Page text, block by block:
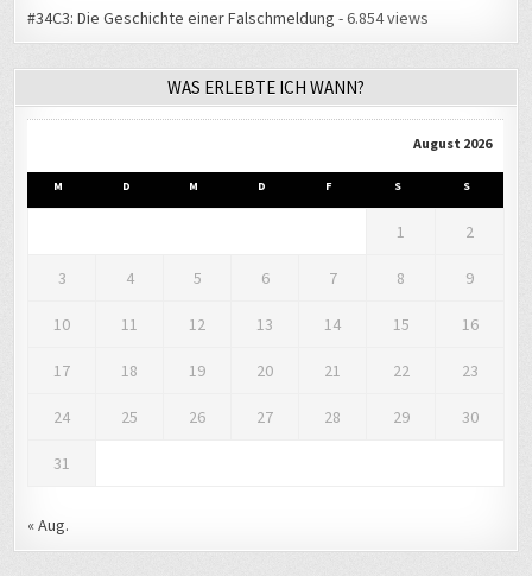
#34C3: Die Geschichte einer Falschmeldung - 6.854 views
WAS ERLEBTE ICH WANN?
August 2026
M D M D F S S
1 2
3 4 5 6 7 8 9
10 11 12 13 14 15 16
17 18 19 20 21 22 23
24 25 26 27 28 29 30
31
« Aug.